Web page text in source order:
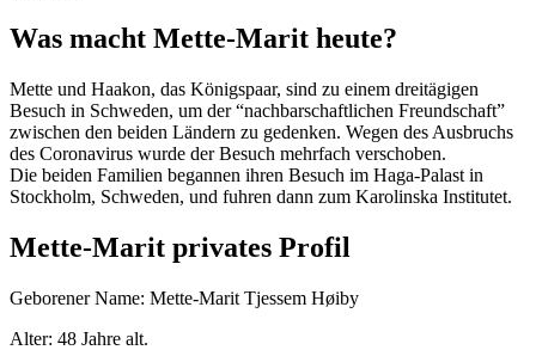
Was macht Mette-Marit heute?
Mette und Haakon, das Königspaar, sind zu einem dreitägigen
Besuch in Schweden, um der “nachbarschaftlichen Freundschaft”
zwischen den beiden Ländern zu gedenken. Wegen des Ausbruchs
des Coronavirus wurde der Besuch mehrfach verschoben.
Die beiden Familien begannen ihren Besuch im Haga-Palast in
Stockholm, Schweden, und fuhren dann zum Karolinska Institutet.
Mette-Marit privates Profil
Geborener Name: Mette-Marit Tjessem Høiby
Alter: 48 Jahre alt.